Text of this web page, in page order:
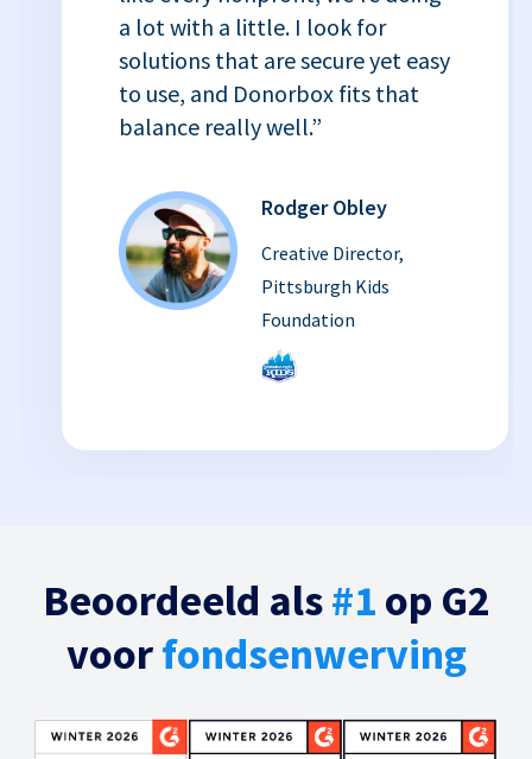
a lot with a little. I look for
solutions that are secure yet easy
to use, and Donorbox fits that
balance really well.”
Rodger Obley
Creative Director,
Pittsburgh Kids
Foundation
Beoordeeld als#1 op G2
voorfondsenwerving